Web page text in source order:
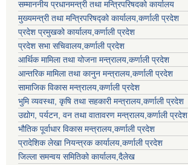
सम्माननीय प्रधानमन्त्री तथा मन्त्रिपरिषद‌को कार्यालय
मुख्यमन्त्री तथा मन्त्रिपरिषद्को कार्यालय,कर्णाली प्रदेश
प्रदेश प्रमुखको कार्यालय,कर्णाली प्रदेश
प्रदेश सभा सचिवालय,कर्णाली प्रदेश
आर्थिक मामिला तथा योजना मन्त्रालय,कर्णाली प्रदेश
आन्तरिक मामिला तथा कानुन मन्त्रालय,कर्णाली प्रदेश
सामाजिक विकास मन्त्रालय,कर्णाली प्रदेश
भुमि व्यवस्था, कृषि तथा सहकारी मन्त्रालय,कर्णाली प्रदेश
उद्योग, पर्यटन, वन तथा वातावरण मन्त्रालय,कर्णाली प्रदेश
भौतिक पूर्वाधार विकास मन्त्रालय,कर्णाली प्रदेश
प्रादेशिक लेखा नियन्त्रक कार्यालय,कर्णाली प्रदेश
जिल्ला समन्वय समितिको कार्यालय,दैलेख